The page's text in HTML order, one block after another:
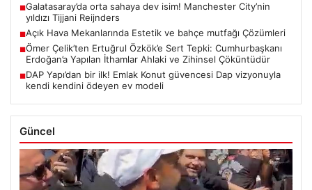
■Galatasaray’da orta sahaya dev isim! Manchester City’nin
yıldızı Tijjani Reijnders
■Açık Hava Mekanlarında Estetik ve bahçe mutfağı Çözümleri
■Ömer Çelik’ten Ertuğrul Özkök’e Sert Tepki: Cumhurbaşkanı
Erdoğan’a Yapılan İthamlar Ahlaki ve Zihinsel Çöküntüdür
■DAP Yapı’dan bir ilk! Emlak Konut güvencesi Dap vizyonuyla
kendi kendini ödeyen ev modeli
Güncel